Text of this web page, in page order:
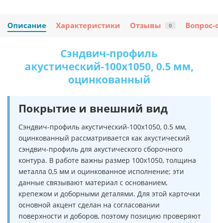
Описание Характеристики Отзывы 0 Вопрос-
Сэндвич-профиль
акустический-100х1050, 0.5 мм,
оцинкованный
Покрытие и внешний вид
Сэндвич-профиль акустический-100х1050, 0.5 мм,
оцинкованный рассматривается как акустический
сэндвич-профиль для акустического сборочного
контура. В работе важны размер 100х1050, толщина
металла 0,5 мм и оцинкованное исполнение; эти
данные связывают материал с основанием,
крепежом и доборными деталями. Для этой карточки
основной акцент сделан на согласовании
поверхности и доборов, поэтому позицию проверяют